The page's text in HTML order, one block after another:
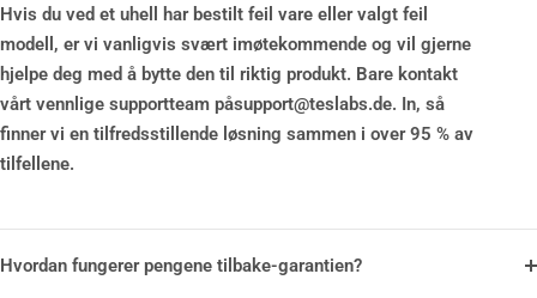
Hvis du ved et uhell har bestilt feil vare eller valgt feil
modell, er vi vanligvis svært imøtekommende og vil gjerne
hjelpe deg med å bytte den til riktig produkt. Bare kontakt
vårt vennlige supportteam påsupport@teslabs.de. In, så
finner vi en tilfredsstillende løsning sammen i over 95 % av
tilfellene.
Hvordan fungerer pengene tilbake-garantien?